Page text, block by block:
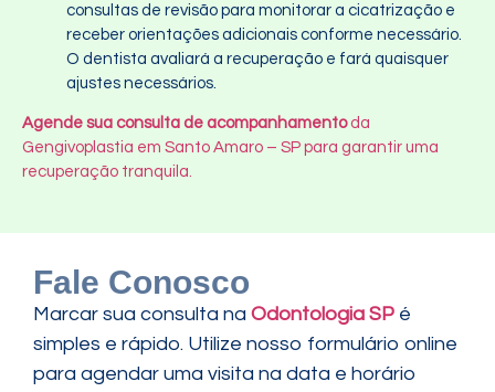
consultas de revisão para monitorar a cicatrização e
receber orientações adicionais conforme necessário.
O dentista avaliará a recuperação e fará quaisquer
ajustes necessários.
Agende sua consulta de acompanhamentoda
Gengivoplastia em Santo Amaro – SP para garantir uma
recuperação tranquila.
Fale Conosco
Marcar sua consulta na Odontologia SP é
simples e rápido. Utilize nosso formulário online
para agendar uma visita na data e horário